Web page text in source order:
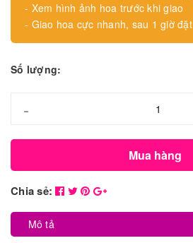
- Xem hình ảnh hoa trước khi giao
- Giao hoa cực nhanh, sau 1 giờ đặt
Số lượng:
-
Mua hàng
Chia sẻ:
Mô tả